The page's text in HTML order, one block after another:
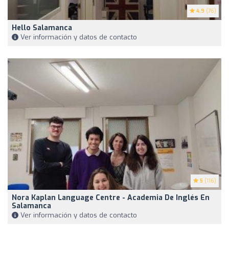
4.9 (76)
Hello Salamanca
Ver información y datos de contacto
5 (116)
Nora Kaplan Language Centre - Academia De Inglés En
Salamanca
Ver información y datos de contacto